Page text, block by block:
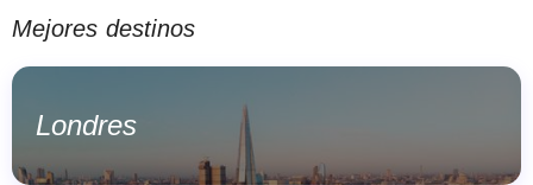
Mejores destinos
Londres